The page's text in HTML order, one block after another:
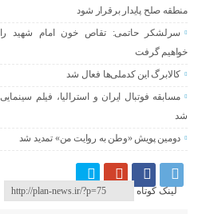
منطقه صلح پایدار برقرار شود
سرلشکر حاتمی: تقاص خون امام شهید را
خواهیم گرفت
کالابرگ این کدملی‌ها فعال شد
مسابقه فوتبال ایران و استرالیا، فیلم سینمایی
شد
دومین پویش «وطن به روایت من» تمدید شد
لینک کوتاه